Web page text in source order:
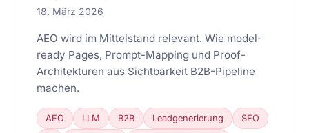
18. März 2026
AEO wird im Mittelstand relevant. Wie model-
ready Pages, Prompt-Mapping und Proof-
Architekturen aus Sichtbarkeit B2B-Pipeline
machen.
AEO LLM B2B Leadgenerierung SEO